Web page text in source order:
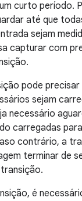
curto período.
até que
sejam
capturar com
pode
sejam
necessário
carregadas
contrário, a
terminar de
é